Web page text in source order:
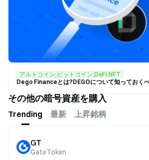
アルトコイン,ビットコイン,DeFi,NFT
Dego Financeとは?DEGOについて知っておく
その他の暗号資産を購入
Trending 最新 上昇銘柄
GT
GateToken